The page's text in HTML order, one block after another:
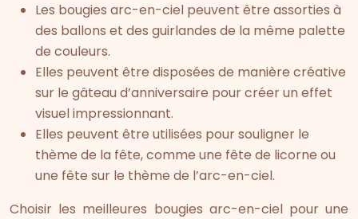
Les bougies arc-en-ciel peuvent être assorties à
des ballons et des guirlandes de la même palette
de couleurs.
Elles peuvent être disposées de manière créative
sur le gâteau d’anniversaire pour créer un effet
visuel impressionnant.
Elles peuvent être utilisées pour souligner le
thème de la fête, comme une fête de licorne ou
une fête sur le thème de l’arc-en-ciel.
Choisir les meilleures bougies arc-en-ciel pour une